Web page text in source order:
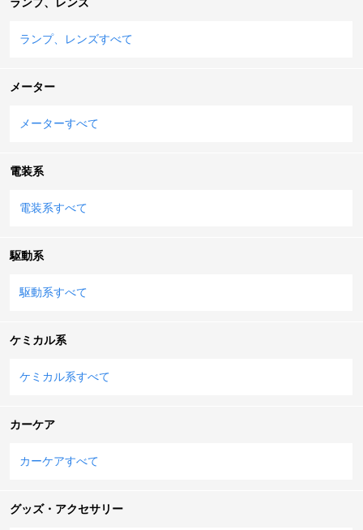
ランプ、レンズすべて
メーター
メーターすべて
電装系
電装系すべて
駆動系
駆動系すべて
ケミカル系
ケミカル系すべて
カーケア
カーケアすべて
グッズ・アクセサリー